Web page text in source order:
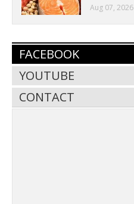
Aug 07, 2026
FACEBOOK
YOUTUBE
CONTACT